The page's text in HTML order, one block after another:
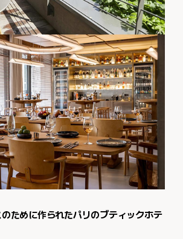
ために作られたパリのブティックホテ